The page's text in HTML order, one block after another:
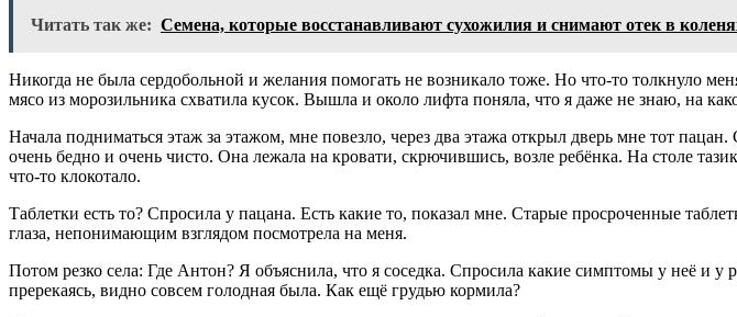
Читать так же: Семена, которые восстанавливают сухожилия и снимают отек в
Никогда не была сердобольной и желания помогать не возникало тоже. Но что-то толкнуло
мясо из морозильника схватила кусок. Вышла и около лифта поняла, что я даже не знаю, на
Начала подниматься этаж за этажом, мне повезло, через два этажа открыл дверь мне тот
очень бедно и очень чисто. Она лежала на кровати, скрючившись, возле ребёнка. На столе
что-то клокотало.
Таблетки есть то? Спросила у пацана. Есть какие то, показал мне. Старые просроченные
глаза, непонимающим взглядом посмотрела на меня.
Потом резко села: Где Антон? Я объяснила, что я соседка. Спросила какие симптомы у неё и
пререкаясь, видно совсем голодная была. Как ещё грудью кормила?